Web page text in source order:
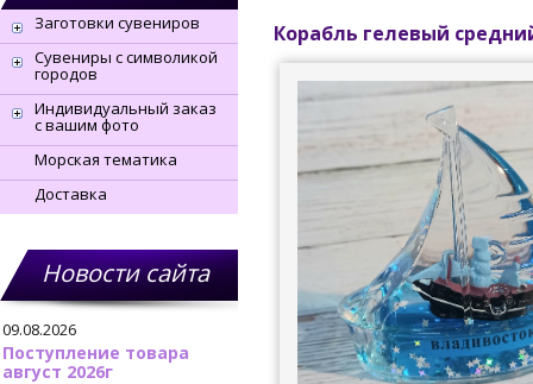
Заготовки сувениров
Сувениры с символикой
городов
Индивидуальный заказ
с вашим фото
Морская тематика
Доставка
Новости сайта
09.08.2026
Поступление товара
август 2026г
Корабль гелевый